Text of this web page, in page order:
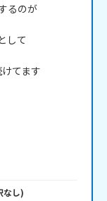
るのが
して
てます
なし)